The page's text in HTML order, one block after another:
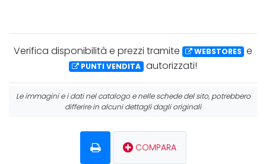
Verifica disponibilità e prezzi tramite WEBSTORES e
PUNTI VENDITA autorizzati!
Le immagini e i dati nel catalogo e nelle schede del sito, potrebbero
differire in alcuni dettagli dagli originali
COMPARA